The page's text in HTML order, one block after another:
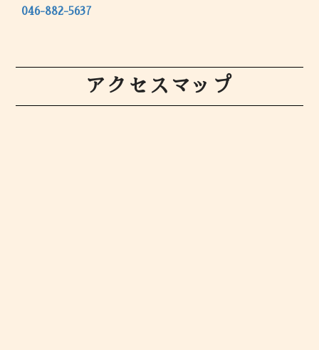
046-882-5637
アクセスマップ